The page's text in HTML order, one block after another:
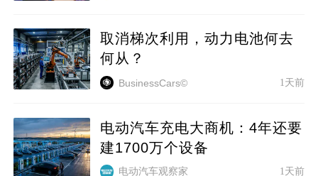
取消梯次利用，动力电池何去
何从？
BusinessCars© 1天前
电动汽车充电大商机：4年还要
建1700万个设备
电动汽车观察家 1天前